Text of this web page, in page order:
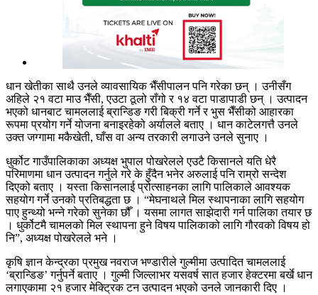
धान खेतीका साथै उनले व्यावसायिक भैँसीपालन पनि गरेका छन् । उनीसँग
अहिले २१ वटा माउ भैँसी, एउटा ठूलो राँगो र १४ वटा पाडापाडी छन् । उत्पादन
भएको धानबाट चामललाई ब्रान्डिङ गरी बिक्री गर्ने र भुस भैँसीको आहारका
रूपमा प्रयोग गर्ने योजना बनाइरहेको अर्यालले बताए । धान काटेलगत्तै उनले
उक्त जग्गामा मकैखेती, घाँस वा अन्य तरकारी लगाउने उनले सुनाए ।
धुर्कोट गाउँपालिकाका अध्यक्ष भुपाल पोखरेलले एउटै किसानले यति धेरै
परिमाणमा धान उत्पादन गर्नुले गरे के हुँदैन भनेर अरुलाई पनि राम्रो सन्देश
दिएको बताए । यस्ता किसानलाई प्रोत्साहनका लागि पालिकाले आवश्यक
सहयोग गर्ने उनको प्रतिबद्धता छ । “मेघनाथले मिल स्थापनाका लागि सहयोग
पाए हुन्थ्यो भन्ने गरेको सुनेका छौँ । यसमा लागत साझेदारी गर्न पालिका तयार छ
। धुर्कोटमै चामलको मिल स्थापना हुने विषय पालिकाको लागि गौरवको विषय हो
नि”, अध्यक्ष पोखरेलले भने ।
कृषि ज्ञान केन्द्रका प्रमुख नवराज भण्डारीले गुल्मीमा उत्पादित चामललाई
‘ब्रान्डिङ’ गर्नुपर्ने बताए । गुल्मी जिल्लाभर यसवर्ष सात हजार हेक्टरमा बर्खे धान
लगाएकामा २१ हजार मेक्ट्रिक टन उत्पादन भएको उनले जानकारी दिए ।